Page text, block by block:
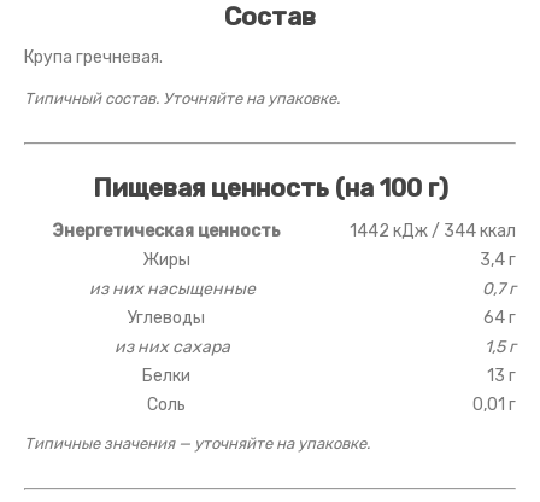
Состав
Крупа гречневая.
Типичный состав. Уточняйте на упаковке.
Пищевая ценность (на 100 г)
Энергетическая ценность
1442 кДж / 344 ккал
Жиры
3,4 г
из них насыщенные
0,7 г
Углеводы
64 г
из них сахара
1,5 г
Белки
13 г
Соль
0,01 г
Типичные значения — уточняйте на упаковке.